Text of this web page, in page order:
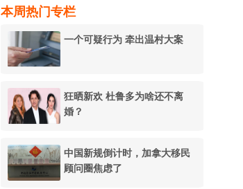
本周热门专栏
一个可疑行为 牵出温村大案
狂晒新欢 杜鲁多为啥还不离
婚？
中国新规倒计时，加拿大移民
顾问圈焦虑了